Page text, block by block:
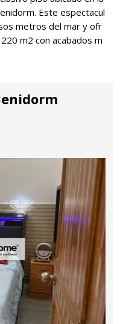
Este espectacul
metros del mar y ofr
m2 con acabados m